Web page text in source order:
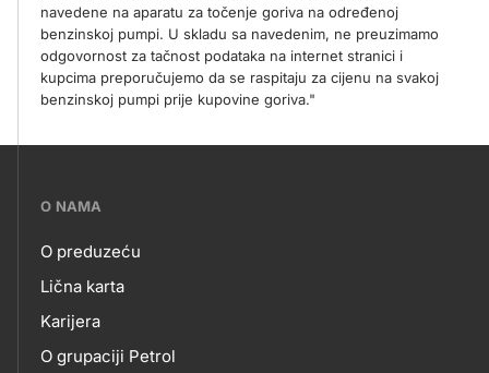
navedene na aparatu za točenje goriva na određenoj
benzinskoj pumpi. U skladu sa navedenim, ne preuzimamo
odgovornost za tačnost podataka na internet stranici i
kupcima preporučujemo da se raspitaju za cijenu na svakoj
benzinskoj pumpi prije kupovine goriva."
???
skupno.footer-
title???
O NAMA
O
NAMA
O preduzeću
Lična karta
Karijera
O grupaciji Petrol